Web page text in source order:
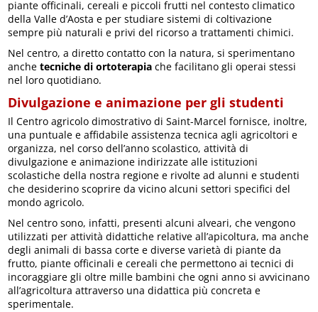
piante officinali, cereali e piccoli frutti nel contesto climatico
della Valle d’Aosta e per studiare sistemi di coltivazione
sempre più naturali e privi del ricorso a trattamenti chimici.
Nel centro, a diretto contatto con la natura, si sperimentano
anchetecniche di ortoterapia che facilitano gli operai stessi
nel loro quotidiano.
Divulgazione e animazione per gli studenti
Il Centro agricolo dimostrativo di Saint-Marcel fornisce, inoltre,
una puntuale e affidabile assistenza tecnica agli agricoltori e
organizza, nel corso dell’anno scolastico, attività di
divulgazione e animazione indirizzate alle istituzioni
scolastiche della nostra regione e rivolte ad alunni e studenti
che desiderino scoprire da vicino alcuni settori specifici del
mondo agricolo.
Nel centro sono, infatti, presenti alcuni alveari, che vengono
utilizzati per attività didattiche relative all’apicoltura, ma anche
degli animali di bassa corte e diverse varietà di piante da
frutto, piante officinali e cereali che permettono ai tecnici di
incoraggiare gli oltre mille bambini che ogni anno si avvicinano
all’agricoltura attraverso una didattica più concreta e
sperimentale.